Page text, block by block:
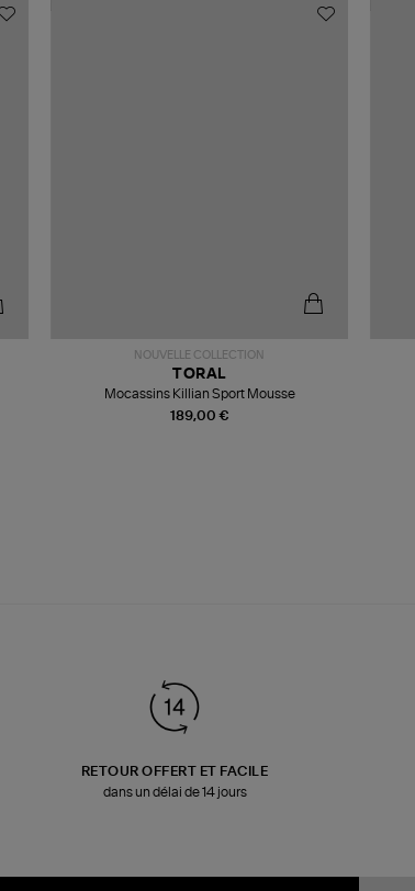
NOUVELLE COLLECTION
189,00 €
TORAL
Mocassins Killian Sport Mousse
RETOUR OFFERT ET FACILE
dans un délai de 14 jours